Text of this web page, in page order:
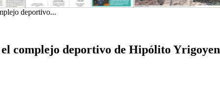
deportivo...
complejo deportivo de Hipólito Yrigoyen